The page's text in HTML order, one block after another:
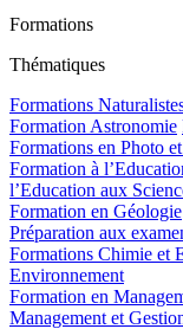
Formations
Thématiques
Formations
Formation Astronomie
Formations en Photo
Formation à
l’Education aux
Formation en Géologie
Préparation aux
Formations Chimie et
Environnement
Formation en
Management et